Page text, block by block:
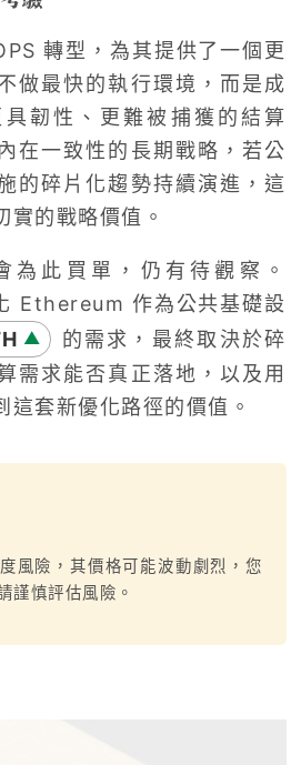
轉型，為其提供了一個更
做最快的執行環境，而是成
韌性、更難被捕獲的結算
在一致性的長期戰略，若公
的碎片化趨勢持續演進，這
實的戰略價值。
為此買單，仍有待觀察。
Ethereum 作為公共基礎設
▲
的需求，最終取決於碎
需求能否真正落地，以及用
這套新優化路徑的價值。
風險，其價格可能波動劇烈，您
謹慎評估風險。